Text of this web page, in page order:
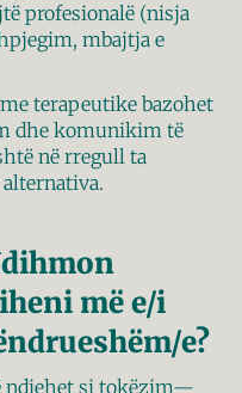
profesionalë (nisja
mbajtja e
terapeutike bazohet
dhe komunikim të
në rregull ta
më e/i
e?
ndjehet si tokëzim—